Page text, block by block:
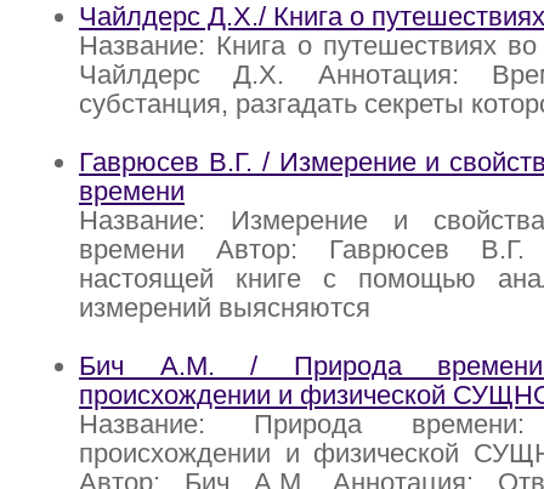
Чайлдерс Д.Х./ Книга о
Название: Книга о путешествиях
Чайлдерс Д.Х. Аннотация:
субстанция, разгадать секреты
Гаврюсев В.Г. / Измерение и
времени
Название: Измерение и
времени Автор: Гаврюсев
настоящей книге с помощью
измерений выясняются
Бич А.М. / Природа
происхождении и физической
Название: Природа
происхождении и физической
Автор: Бич А.М. Аннотация: